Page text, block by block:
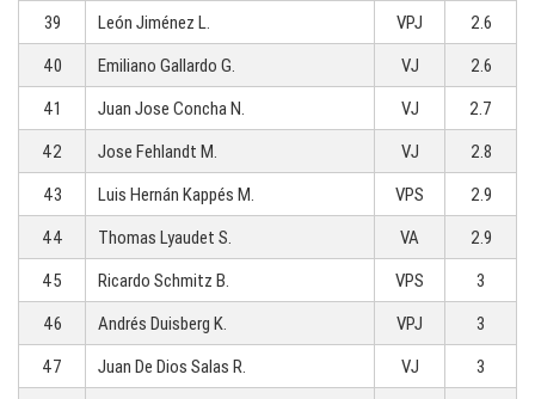
39
León Jiménez L. VPJ
2.6
40
Emiliano Gallardo G. VJ
2.6
41
Juan Jose Concha N. VJ
2.7
42
Jose Fehlandt M. VJ
2.8
43
Luis Hernán Kappés M. VPS
2.9
44
Thomas Lyaudet S. VA
2.9
45
Ricardo Schmitz B. VPS
3
46
Andrés Duisberg K. VPJ
3
47
Juan De Dios Salas R. VJ
3